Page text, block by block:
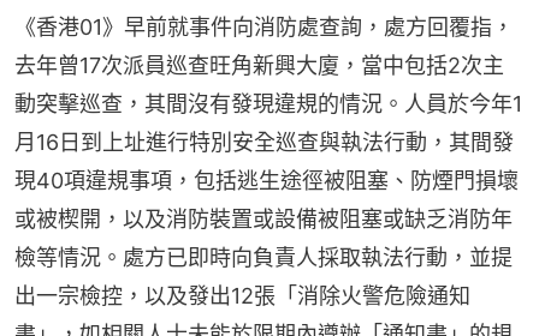
《香港01》早前就事件向消防處查詢，處方回覆指，
去年曾17次派員巡查旺角新興大廈，當中包括2次主
動突擊巡查，其間沒有發現違規的情況。人員於今年1
月16日到上址進行特別安全巡查與執法行動，其間發
現40項違規事項，包括逃生途徑被阻塞、防煙門損壞
或被楔開，以及消防裝置或設備被阻塞或缺乏消防年
檢等情況。處方已即時向負責人採取執法行動，並提
出一宗檢控，以及發出12張「消除火警危險通知